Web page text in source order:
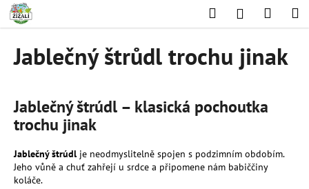
Přejít
obsah
HledatPřihlášení
Jablečný štrůdl trochu jinak
Jablečný štrúdl – klasická pochoutka
trochu jinak
Jablečný štrúdl je neodmyslitelně spojen s podzimním obdobím.
Jeho vůně a chuť zahřejí u srdce a připomene nám babiččiny
koláče.
o
p
o
t
ř
e